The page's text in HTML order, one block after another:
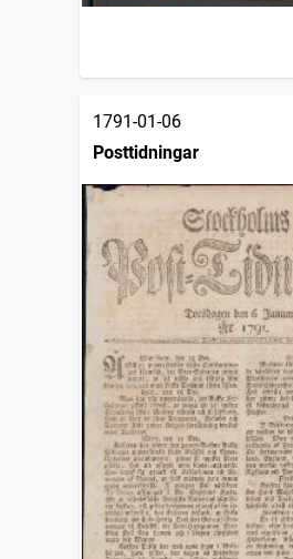
1791-01-06
Posttidningar